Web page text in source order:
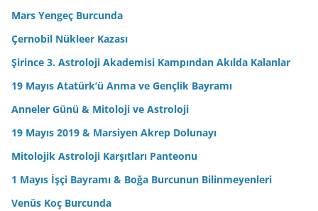
Mars Yengeç Burcunda
Çernobil Nükleer Kazası
Şirince 3. Astroloji Akademisi Kampından Akılda Kalanlar
19 Mayıs Atatürk’ü Anma ve Gençlik Bayramı
Anneler Günü & Mitoloji ve Astroloji
19 Mayıs 2019 & Marsiyen Akrep Dolunayı
Mitolojik Astroloji Karşıtları Panteonu
1 Mayıs İşçi Bayramı & Boğa Burcunun Bilinmeyenleri
Venüs Koç Burcunda